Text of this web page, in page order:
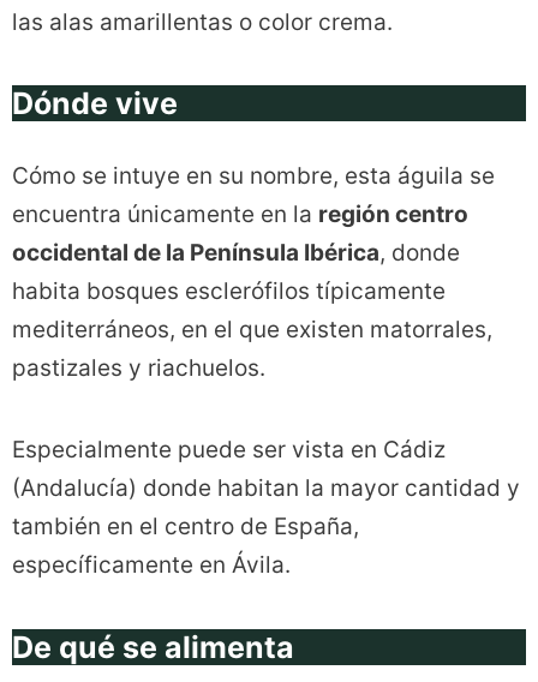
las alas amarillentas o color crema.
Dónde vive
Cómo se intuye en su nombre, esta águila se
encuentra únicamente en la región centro
occidental de la Península Ibérica, donde
habita bosques esclerófilos típicamente
mediterráneos, en el que existen matorrales,
pastizales y riachuelos.
Especialmente puede ser vista en Cádiz
(Andalucía) donde habitan la mayor cantidad y
también en el centro de España,
específicamente en Ávila.
De qué se alimenta